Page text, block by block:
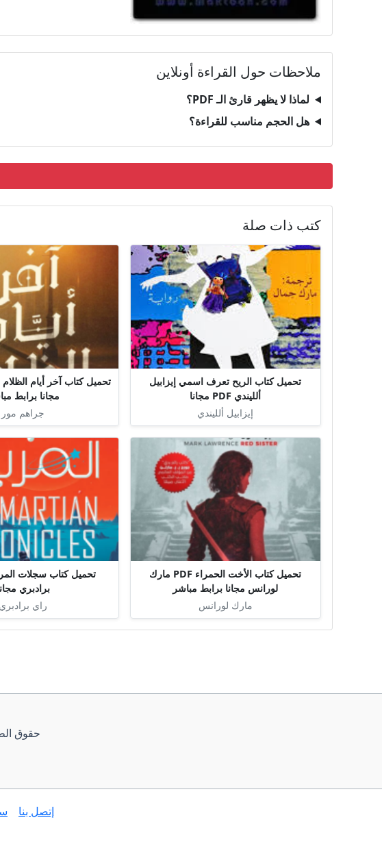
ملاحظات حول القراءة أونلاين
لماذا لا يظهر قارئ الـ PDF؟
هل الحجم مناسب للقراءة؟
كتب ذات صلة
تحميل كتاب الريح تعرف اسمي إيزابيل
ألليندي PDF مجانا
إيزابيل ألليندي
مجانا برابط
جراهم مور
تحميل كتاب الأخت الحمراء PDF مارك
لورانس مجانا برابط مباشر
مارك لورانس
برادبري
راي برادبري
إتصل بنا